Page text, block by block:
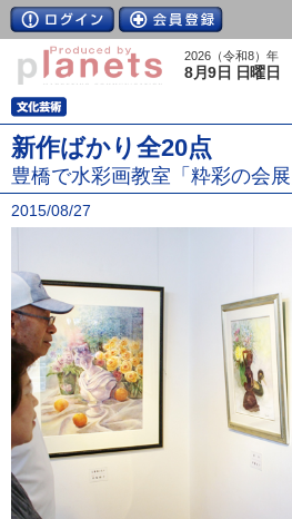
2026（令和8）年
8月9日 日曜日
新作ばかり全20点
豊橋で水彩画教室「粋彩の会展
2015/08/27